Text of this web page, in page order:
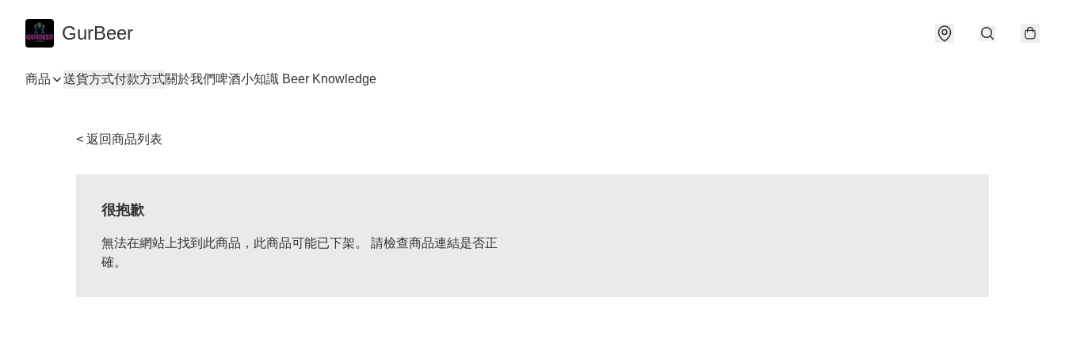
GurBeer
商品 送貨方式付款方式關於我們啤酒小知識 Beer Knowledge
< 返回商品列表
很抱歉
無法在網站上找到此商品，此商品可能已下架。 請檢查商品連結是否正
確。